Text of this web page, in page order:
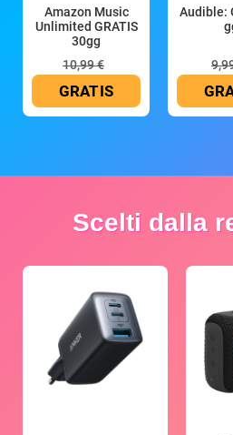
Amazon Music
Unlimited GRATIS
30gg
10,99 €
GRATIS
Audible:
Scelti dalla